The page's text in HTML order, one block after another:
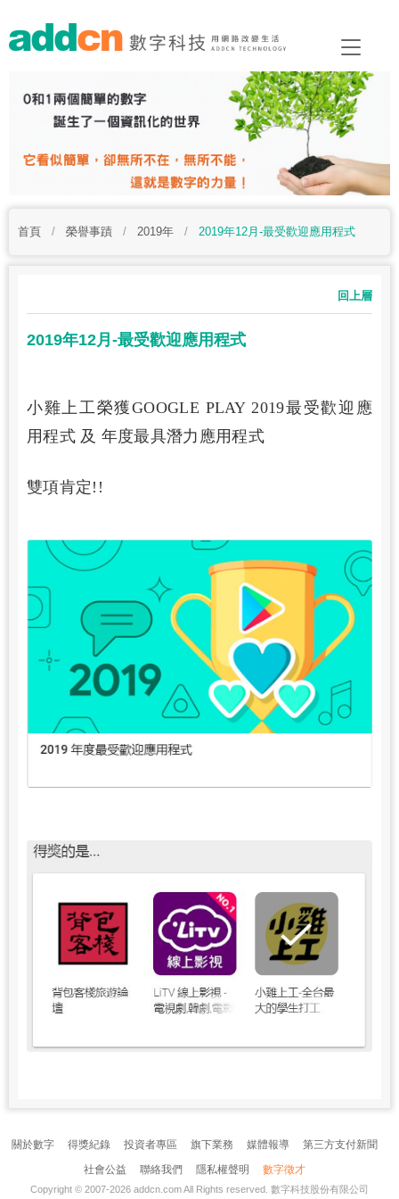
首頁 / 榮譽事蹟 / 2019年 / 2019年12月-最受歡迎應用程式
回上層
2019年12月-最受歡迎應用程式
小雞上工榮獲GOOGLE PLAY 2019最受歡迎應
用程式 及 年度最具潛力應用程式
雙項肯定!!
關於數字 得獎紀錄 投資者專區 旗下業務 媒體報導
第三方支付新聞
社會公益
聯絡我們 隱私權聲明 數字徵才
Copyright © 2007-2026 addcn.comAll Rights reserved. 數字科技股份有限公司